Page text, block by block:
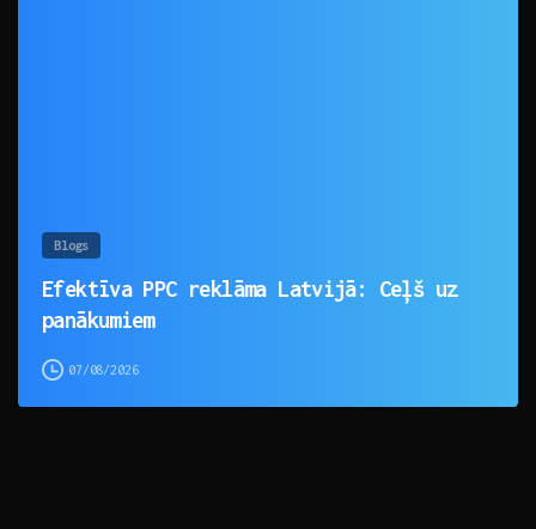
Blogs
Efektīva PPC reklāma Latvijā: Ceļš uz
panākumiem
07/08/2026